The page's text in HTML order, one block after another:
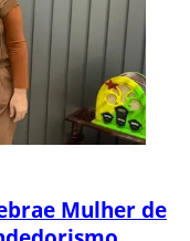
Mulher de